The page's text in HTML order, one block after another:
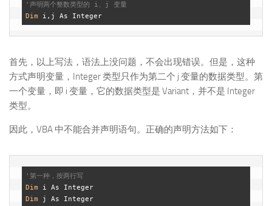
'声明两个整数类型的 i、j 变量
Dim
i,j As Integer
首先，以上写法，语法上没问题，不会出现错误。但是，这种
方式声明变量，Integer 类型只作为第二个 j 变量的数据类型。第
一个变量，即 i 变量，它的数据类型是 Variant，并不是 Integer
类型。
因此，VBA 中不能合并声明语句。正确的声明方法如下：
'第一种，按两行写
Dim
i As Integer
Dim j As Integer